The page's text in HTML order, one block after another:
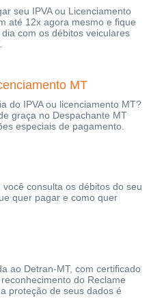
seu IPVA ou Licenciamento
até 12x agora mesmo e fique
com os débitos veiculares
MT
do IPVA ou licenciamento MT?
graça no Despachante MT
especiais de pagamento.
consulta os débitos do seu
quer pagar e como quer
ao Detran-MT, com certificado
do Reclame
proteção de seus dados é